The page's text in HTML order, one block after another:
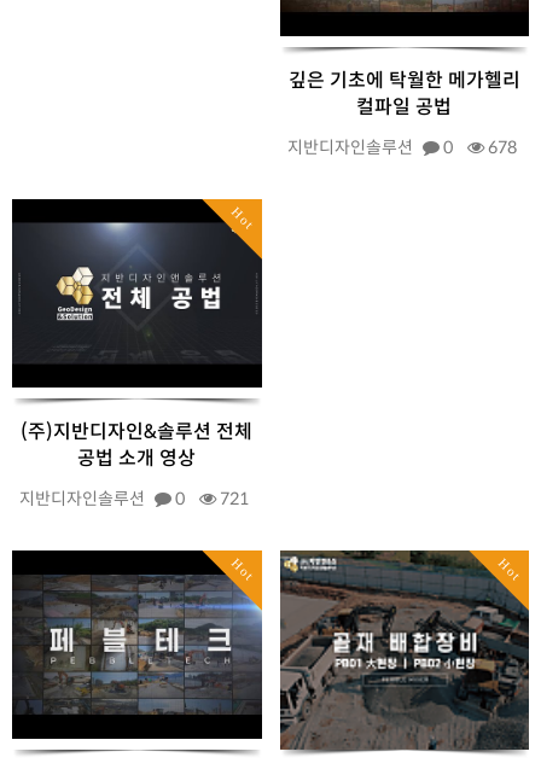
깊은 기초에 탁월한 메가헬리
컬파일 공법
지반디자인솔루션 0 678
Hot
(주)지반디자인&솔루션 전체
공법 소개 영상
지반디자인솔루션 0 721
Hot Hot